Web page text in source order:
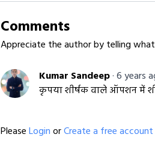
Comments
Appreciate the author by telling
Kumar Sandeep·6 years
कृपया शीर्षक वाले ऑपशन में
PleaseLoginorCreate a free account